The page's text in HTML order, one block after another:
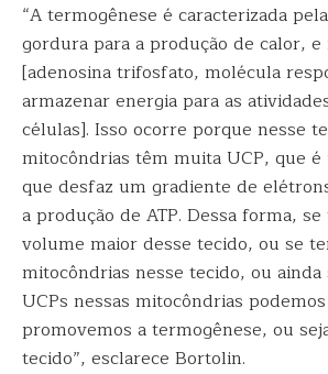
“A termogênese é caracterizada
gordura para a produção de calor, e
[adenosina trifosfato, molécula
armazenar energia para as
células]. Isso ocorre porque nesse
mitocôndrias têm muita UCP, que
que desfaz um gradiente de
a produção de ATP. Dessa forma,
volume maior desse tecido, ou se
mitocôndrias nesse tecido, ou ainda
UCPs nessas mitocôndrias
promovemos a termogênese, ou
tecido”, esclarece Bortolin.